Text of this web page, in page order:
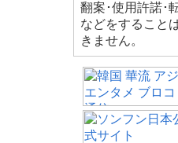
翻案･使用許諾･
などをすること
きません。